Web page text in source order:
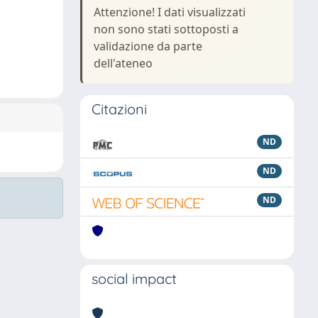
Attenzione! I dati visualizzati
non sono stati sottoposti a
validazione da parte
dell'ateneo
Citazioni
ND
ND
ND
social impact